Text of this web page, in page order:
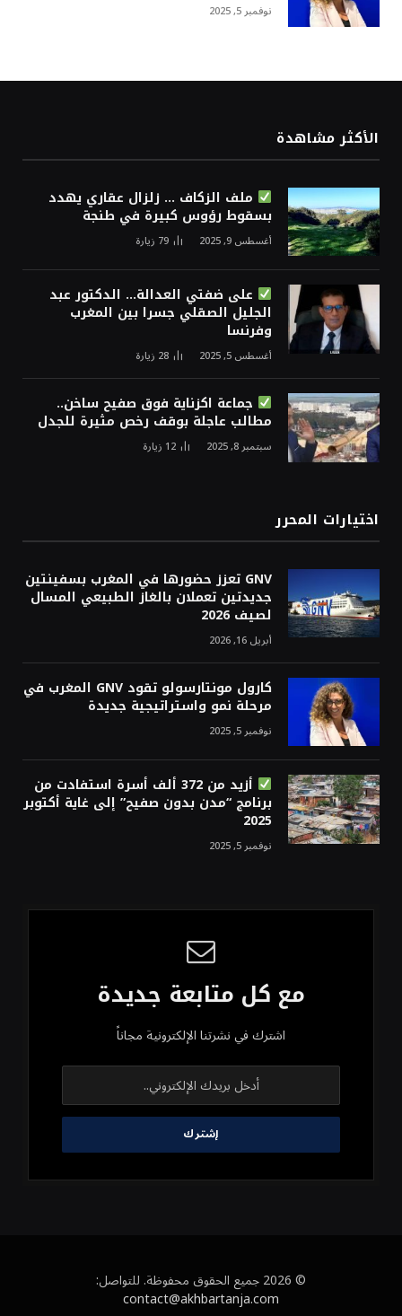
نوفمبر 5, 2025
الأكثر مشاهدة
ملف الزكاف … زلزال عقاري يهدد
بسقوط رؤوس كبيرة في طنجة
أغسطس 9, 2025 79 زيارة
على ضفتي العدالة… الدكتور عبد
الجليل الصقلي جسرا بين المغرب
وفرنسا
أغسطس 5, 2025 28 زيارة
جماعة اكزناية فوق صفيح ساخن..
مطالب عاجلة بوقف رخص مثيرة للجدل
سبتمبر 8, 2025 12 زيارة
اختيارات المحرر
GNV تعزز حضورها في المغرب بسفينتين
جديدتين تعملان بالغاز الطبيعي المسال
لصيف 2026
أبريل 16, 2026
كارول مونتارسولو تقود GNV المغرب في
مرحلة نمو واستراتيجية جديدة
نوفمبر 5, 2025
أزيد من 372 ألف أسرة استفادت من
برنامج “مدن بدون صفيح” إلى غاية أكتوبر
2025
نوفمبر 5, 2025
مع كل متابعة جديدة
اشترك في نشرتنا الإلكترونية مجاناً
© 2026 جميع الحقوق محفوظة. للتواصل:
contact@akhbartanja.com